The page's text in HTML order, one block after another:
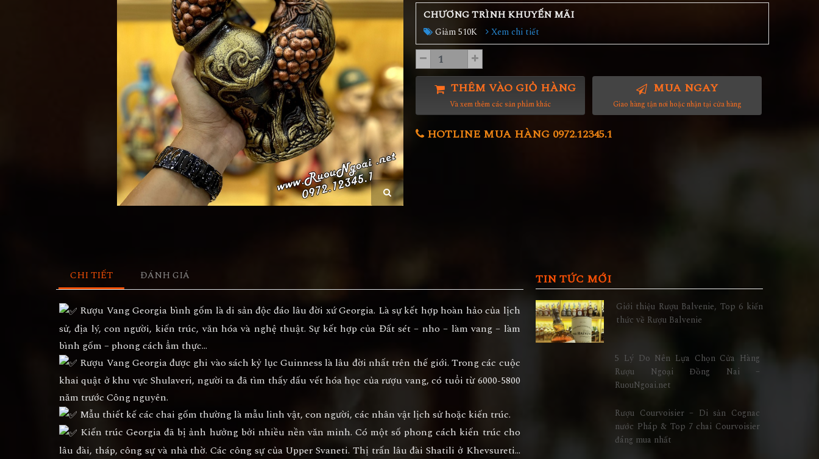
CHƯƠNG TRÌNH KHUYẾN MÃI
Giảm 510K Xem chi tiết
THÊM VÀO GIỎ HÀNG
Và xem thêm các sản phẩm khác
MUA NGAY
Giao hàng tận nơi hoặc nhận tại cửa hàng
HOTLINE MUA HÀNG 0972.12345.1
CHI TIẾT ĐÁNH GIÁ
Rượu Vang Georgia bình gốm là di sản độc đáo lâu đời xứ Georgia. Là sự kết hợp hoàn hảo của lịch
sử, địa lý, con người, kiến trúc, văn hóa và nghệ thuật. Sự kết hợp của Đất sét – nho – làm vang – làm
bình gốm – phong cách ẩm thực…
Rượu Vang Georgia được ghi vào sách kỷ lục Guinness là lâu đời nhất trên thế giới. Trong các cuộc
khai quật ở khu vực Shulaveri, người ta đã tìm thấy dấu vết hóa học của rượu vang, có tuổi từ 6000-5800
năm trước Công nguyên.
Mẫu thiết kế các chai gốm thường là mẫu linh vật, con người, các nhân vật lịch sử hoặc kiến trúc.
Kiến trúc Georgia đã bị ảnh hưởng bởi nhiều nền văn minh. Có một số phong cách kiến trúc cho
lâu đài, tháp, công sự và nhà thờ. Các công sự của Upper Svaneti. Thị trấn lâu đài Shatili ở Khevsureti…
TIN TỨC MỚI
Giới thiệu Rượu Balvenie, Top 6 kiến
thức về Rượu Balvenie
5 Lý Do Nên Lựa Chọn Cửa Hàng
Rượu Ngoại Đồng Nai –
RuouNgoai.net
Rượu Courvoisier – Di sản Cognac
nước Pháp & Top 7 chai Courvoisier
đáng mua nhất